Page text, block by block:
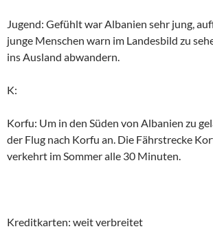
Jugend: Gefühlt war Albanien sehr jung,
junge Menschen warn im Landesbild zu
ins Ausland abwandern.
K:
Korfu: Um in den Süden von Albanien zu
der Flug nach Korfu an. Die Fährstrecke
verkehrt im Sommer alle 30 Minuten.
Kreditkarten: weit verbreitet